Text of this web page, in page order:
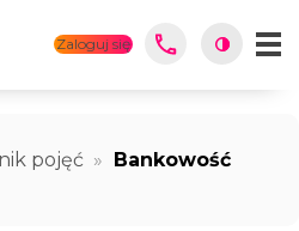
Zaloguj się
pojęć » Bankowość